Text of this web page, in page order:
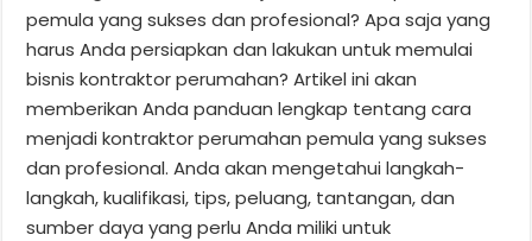
pemula yang sukses dan profesional? Apa saja yang
harus Anda persiapkan dan lakukan untuk memulai
bisnis kontraktor perumahan? Artikel ini akan
memberikan Anda panduan lengkap tentang cara
menjadi kontraktor perumahan pemula yang sukses
dan profesional. Anda akan mengetahui langkah-
langkah, kualifikasi, tips, peluang, tantangan, dan
sumber daya yang perlu Anda miliki untuk